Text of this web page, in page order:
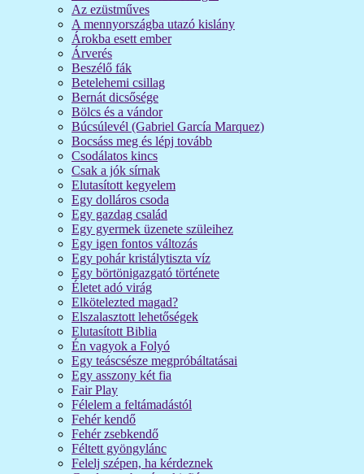
Az ezüstműves
A mennyországba utazó kislány
Árokba esett ember
Árverés
Beszélő fák
Betelehemi csillag
Bernát dicsősége
Bölcs és a vándor
Búcsúlevél (Gabriel García Marquez)
Bocsáss meg és lépj tovább
Csodálatos kincs
Csak a jók sírnak
Elutasított kegyelem
Egy dolláros csoda
Egy gazdag család
Egy gyermek üzenete szüleihez
Egy igen fontos változás
Egy pohár kristálytiszta víz
Egy börtönigazgató története
Életet adó virág
Elkötelezted magad?
Elszalasztott lehetőségek
Elutasított Biblia
Én vagyok a Folyó
Egy teáscsésze megpróbáltatásai
Egy asszony két fia
Fair Play
Félelem a feltámadástól
Fehér kendő
Fehér zsebkendő
Féltett gyöngylánc
Felelj szépen, ha kérdeznek